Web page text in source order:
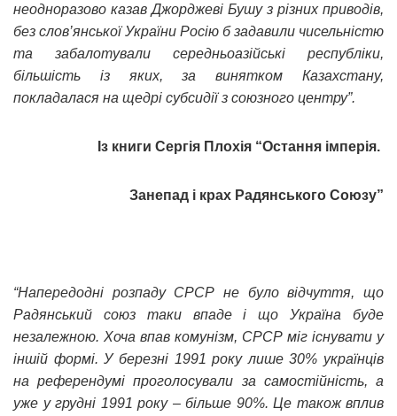
неодноразово казав Джорджеві Бушу з різних приводів,
без слов’янської України Росію б задавили чисельністю
та забалотували середньоазійські республіки,
більшість із яких, за винятком Казахстану,
покладалася на щедрі субсидії з союзного центру”.
Із книги Сергія Плохія “Остання імперія.
Занепад і крах Радянського Союзу”
“Напередодні розпаду СРСР не було відчуття, що
Радянський союз таки впаде і що Україна буде
незалежною. Хоча впав комунізм, СРСР міг існувати у
іншій формі. У березні 1991 року лише 30% українців
на референдумі проголосували за самостійність, а
уже у грудні 1991 року – більше 90%. Це також вплив